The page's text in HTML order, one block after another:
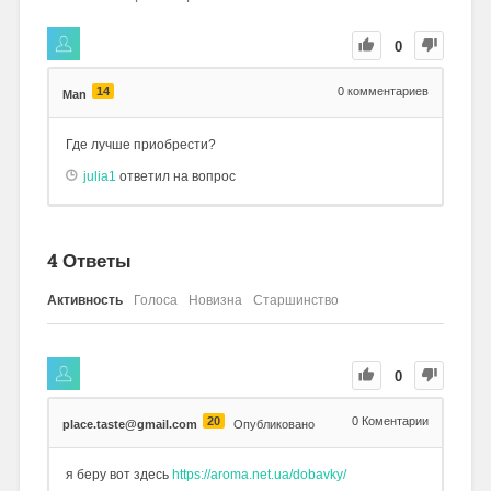
0
Man 14 0 комментариев
Где лучше приобрести?
julia1 ответил на вопрос
4Ответы
Активность Голоса Новизна Старшинство
0
place.taste@gmail.com 20 Опубликовано 0 Коментарии
я беру вот здесь https://aroma.net.ua/dobavky/